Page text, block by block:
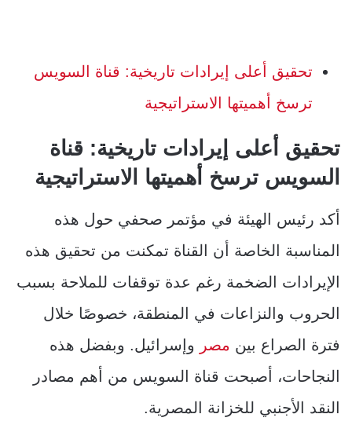
تحقيق أعلى إيرادات تاريخية: قناة السويس
ترسخ أهميتها الاستراتيجية
تحقيق أعلى إيرادات تاريخية: قناة
السويس ترسخ أهميتها الاستراتيجية
أكد رئيس الهيئة في مؤتمر صحفي حول هذه
المناسبة الخاصة أن القناة تمكنت من تحقيق هذه
الإيرادات الضخمة رغم عدة توقفات للملاحة بسبب
الحروب والنزاعات في المنطقة، خصوصًا خلال
فترة الصراع بين مصر
وإسرائيل. وبفضل هذه
النجاحات، أصبحت قناة السويس من أهم مصادر
النقد الأجنبي للخزانة المصرية.